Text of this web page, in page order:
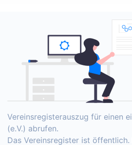
Vereinsregisterauszug für einen
(e.V.) abrufen.
Das Vereinsregister ist